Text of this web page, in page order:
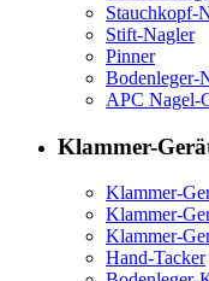
Stauchkopf-
Stift-Nagler
Pinner
Bodenleger-
APC Nagel-
Klammer-
Klammer-
Klammer-
Klammer-
Hand-Tacker